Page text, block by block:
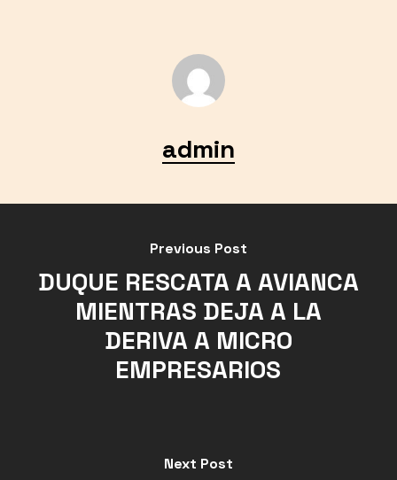
admin
Previous Post
DUQUE RESCATA A AVIANCA
MIENTRAS DEJA A LA
DERIVA A MICRO
EMPRESARIOS
Next Post